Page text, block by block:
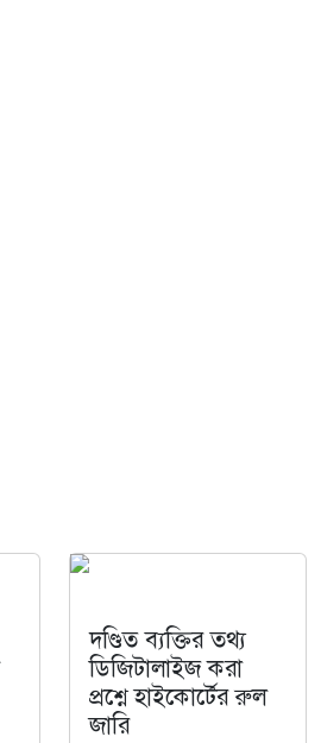
দণ্ডিত ব্যক্তির তথ্য
ডিজিটালাইজ করা
প্রশ্নে হাইকোর্টের রুল
জারি